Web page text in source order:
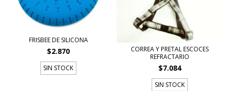
FRISBEE DE SILICONA
$2.870
SIN STOCK
CORREA Y PRETAL ESCOCES
REFRACTARIO
$7.084
SIN STOCK